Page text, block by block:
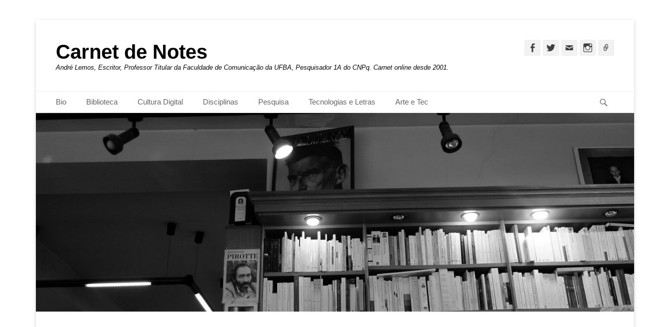
Carnet de Notes
André Lemos, Escritor, Professor Titular da Faculdade de Comunicação da UFBA, Pesquisador 1A do CNPq. Carnet online desde 2001.
FacebookTwitterEmail Instagram
Menu principal
para
o
Bio Biblioteca Cultura Digital Disciplinas Pesquisa Tecnologias e Letras Arte e Tec